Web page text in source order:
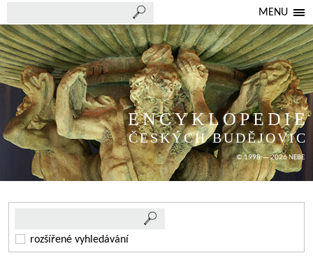
MENU
ENCYKLOPEDIE
ČESKÝCH BUDĚJOVIC
© 1998 — 2026 NEBE
rozšířené vyhledávání